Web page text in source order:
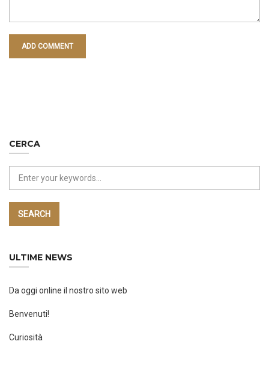
CERCA
SEARCH
ULTIME NEWS
Da oggi online il nostro sito web
Benvenuti!
Curiosità